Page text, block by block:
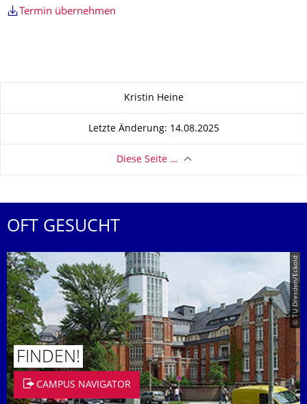
Termin übernehmen
Kristin Heine
Letzte Änderung: 14.08.2025
Diese Seite …
OFT GESUCHT
© TU Dresden/Eckold
FINDEN!
CAMPUS NAVIGATOR